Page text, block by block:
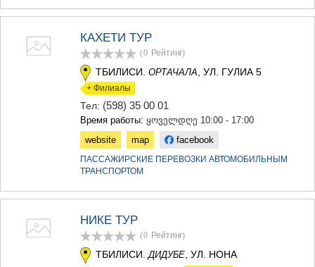
КАХЕТИ ТУР
(0 Рейтинг)
ТБИЛИСИ. ОРТАЧАЛА, УЛ. ГУЛИА 5
+ Филиалы
Тел: (598) 35 00 01
Время работы: ყოველდღე 10:00 - 17:00
website
map facebook
ПАССАЖИРСКИЕ ПЕРЕВОЗКИ АВТОМОБИЛЬНЫМ
ТРАНСПОРТОМ
НИКЕ ТУР
(0 Рейтинг)
ТБИЛИСИ. ДИДУБЕ , УЛ. НОНА